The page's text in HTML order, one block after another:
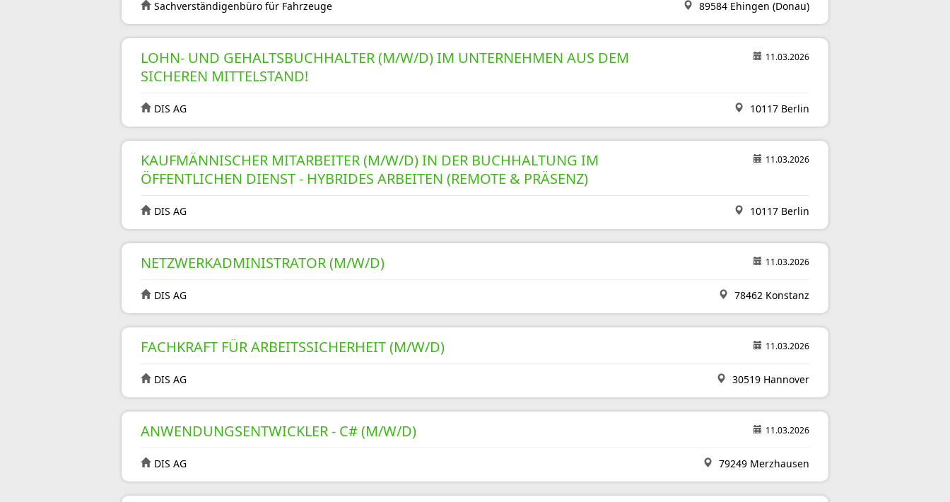
Sachverständigenbüro für Fahrzeuge 89584 Ehingen (Donau)
LOHN- UND GEHALTSBUCHHALTER (M/W/D) IM UNTERNEHMEN AUS DEM
SICHEREN MITTELSTAND!
11.03.2026
DIS AG 10117 Berlin
KAUFMÄNNISCHER MITARBEITER (M/W/D) IN DER BUCHHALTUNG IM
ÖFFENTLICHEN DIENST - HYBRIDES ARBEITEN (REMOTE & PRÄSENZ)
11.03.2026
DIS AG 10117 Berlin
NETZWERKADMINISTRATOR (M/W/D) 11.03.2026
DIS AG 78462 Konstanz
FACHKRAFT FÜR ARBEITSSICHERHEIT (M/W/D) 11.03.2026
DIS AG 30519 Hannover
ANWENDUNGSENTWICKLER - C# (M/W/D) 11.03.2026
DIS AG 79249 Merzhausen